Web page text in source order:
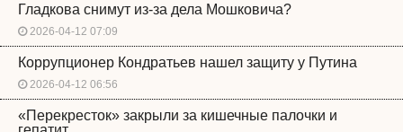
Гладкова снимут из-за дела Мошковича?
2026-04-12 07:09
Коррупционер Кондратьев нашел защиту у Путина
2026-04-12 06:56
«Перекресток» закрыли за кишечные палочки и